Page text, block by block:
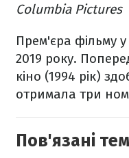
Columbia Pictures
Прем'єра фільму
2019 року.
кіно (1994 рік)
отримала три
Пов'язані